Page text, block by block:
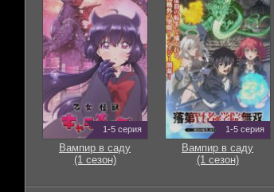
1-5 серия
Вампир в саду
(1 сезон)
1-5 серия
Вампир в саду
(1 сезон)